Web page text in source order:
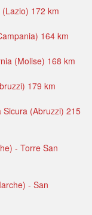
172 km
164 km
(Molise) 168 km
179 km
(Abruzzi) 215
- Torre San
- San